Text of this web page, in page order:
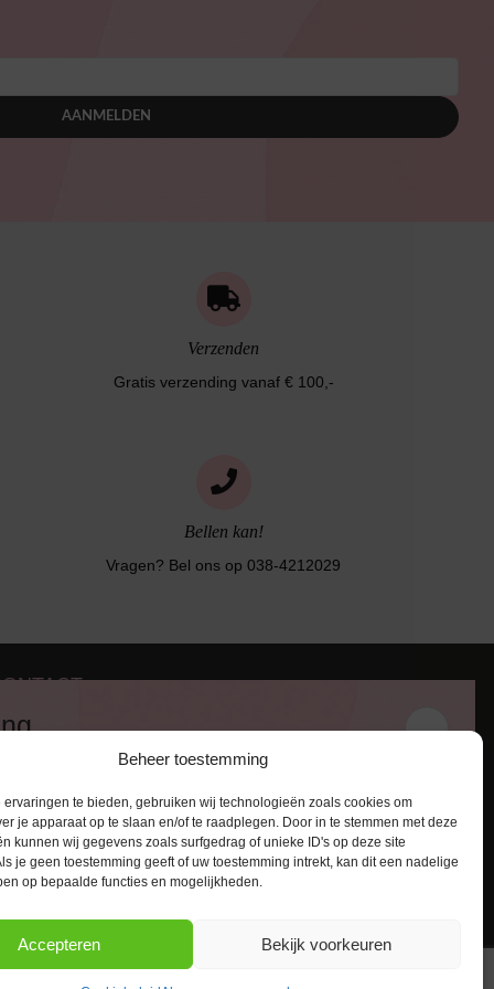
Beheer toestemming
ervaringen te bieden, gebruiken wij technologieën zoals cookies om
je apparaat op te slaan en/of te raadplegen. Door in te stemmen met deze
kunnen wij gegevens zoals surfgedrag of unieke ID's op deze site
je geen toestemming geeft of uw toestemming intrekt, kan dit een nadelige
op bepaalde functies en mogelijkheden.
Accepteren Bekijk voorkeuren
AANMELDEN
Verzenden
Gratis verzending vanaf € 100,-
Bellen kan!
Vragen? Bel ons op 038-4212029
RL Zwolle
info@lingerie-badmode.nl